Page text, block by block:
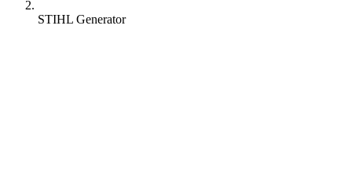
STIHL Generator